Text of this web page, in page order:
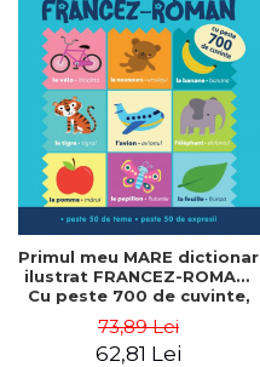
Primul meu MARE dictionar
ilustrat FRANCEZ-ROMAN.
Cu peste 700 de cuvinte,
50 de expresii - Catherine
Bruzzone, Vicky Barker
73,89 Lei
62,81 Lei